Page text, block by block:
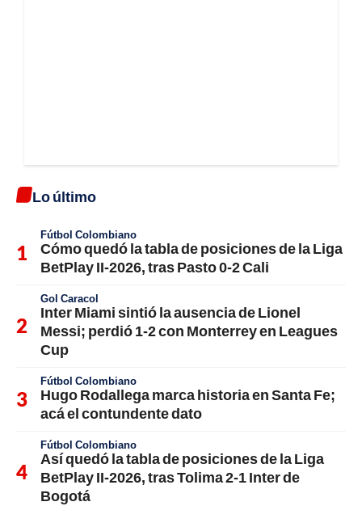
Lo último
Fútbol Colombiano
Cómo quedó la tabla de posiciones de la Liga
BetPlay II-2026, tras Pasto 0-2 Cali
Gol Caracol
Inter Miami sintió la ausencia de Lionel
Messi; perdió 1-2 con Monterrey en Leagues
Cup
Fútbol Colombiano
Hugo Rodallega marca historia en Santa Fe;
acá el contundente dato
Fútbol Colombiano
Así quedó la tabla de posiciones de la Liga
BetPlay II-2026, tras Tolima 2-1 Inter de
Bogotá